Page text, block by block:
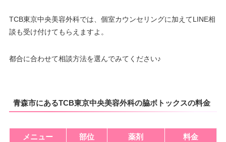
TCB東京中央美容外科では、個室カウンセリングに加えてLINE相
談も受け付けてもらえますよ。
都合に合わせて相談方法を選んでみてください♪
青森市にあるTCB東京中央美容外科の脇ボトックスの料金
メニュー 部位 薬剤 料金